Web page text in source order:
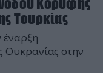
Κορυφής
Τουρκίας
έναρξη
Ουκρανίας στην